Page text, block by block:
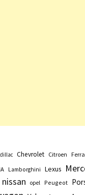
Chevrolet Citroen
Lamborghini Lexus
nissan opel Peugeot